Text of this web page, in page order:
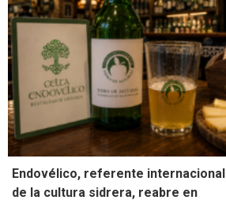
Endovélico, referente internacional
de la cultura sidrera, reabre en